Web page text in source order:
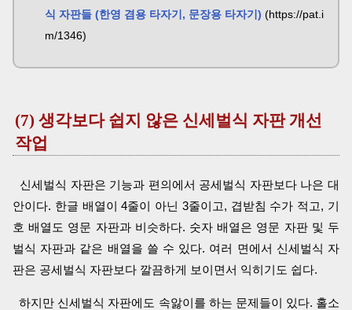
식 자판들 (한영 겸용 타자기, 문장용 타자기) (https://pat.i
m/1346)
(7) 생각보다 쉽지 않은 신세벌식 자판 개선
작업
신세벌식 자판은 기능과 편의에서 공세벌식 자판보다 나은 대
안이다. 한글 배열이 4줄이 아닌 3줄이고, 겹받침 수가 적고, 기
호 배열도 영문 자판과 비슷하다. 숫자 배열은 영문 자판 및 두
벌식 자판과 같은 배열을 쓸 수 있다. 여러 면에서 신세벌식 자
판은 공세벌식 자판보다 깔끔하게 보이면서 익히기도 쉽다.
하지만 신세벌식 자판에도 속앓이를 하는 문제들이 있다. 홀소